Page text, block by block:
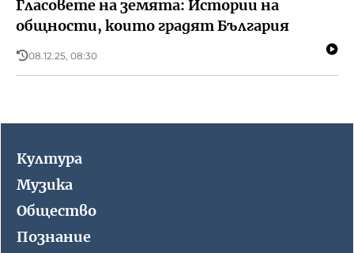
Гласовете на земята: Истории на
общности, които градят България
08.12.25, 08:30
Култура
Музика
Общество
Познание